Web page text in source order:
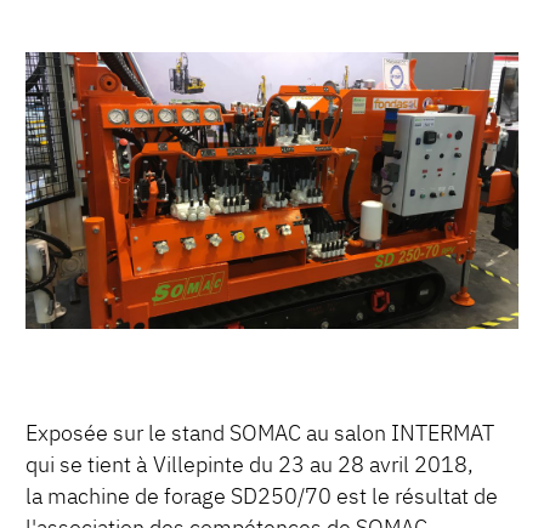
Exposée sur le stand SOMAC au salon INTERMAT
qui se tient à Villepinte du 23 au 28 avril 2018,
la machine de forage SD250/70 est le résultat de